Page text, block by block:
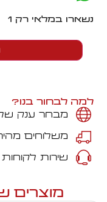
נשארו במלאי רק 1
למה לבחור בנו?
מבחר ענק של
משלוחים
שירות
מוצרים